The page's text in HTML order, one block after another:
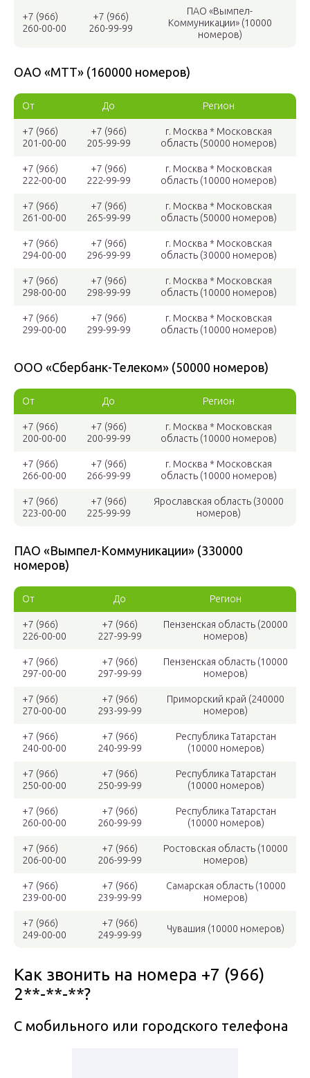
+7 (966)
260-00-00
+7 (966)
260-99-99
ПАО «Вымпел-
Коммуникации» (10000
номеров)
ОАО «МТТ» (160000 номеров)
От До Регион
+7 (966)
201-00-00
+7 (966)
205-99-99
г. Москва * Московская
область (50000 номеров)
+7 (966)
222-00-00
+7 (966)
222-99-99
г. Москва * Московская
область (10000 номеров)
+7 (966)
261-00-00
+7 (966)
265-99-99
г. Москва * Московская
область (50000 номеров)
+7 (966)
294-00-00
+7 (966)
296-99-99
г. Москва * Московская
область (30000 номеров)
+7 (966)
298-00-00
+7 (966)
298-99-99
г. Москва * Московская
область (10000 номеров)
+7 (966)
299-00-00
+7 (966)
299-99-99
г. Москва * Московская
область (10000 номеров)
ООО «Сбербанк-Телеком» (50000 номеров)
От До Регион
+7 (966)
200-00-00
+7 (966)
200-99-99
г. Москва * Московская
область (10000 номеров)
+7 (966)
266-00-00
+7 (966)
266-99-99
г. Москва * Московская
область (10000 номеров)
+7 (966)
223-00-00
+7 (966)
225-99-99
Ярославская область (30000
номеров)
ПАО «Вымпел-Коммуникации» (330000
номеров)
От До Регион
+7 (966)
226-00-00
+7 (966)
227-99-99
Пензенская область (20000
номеров)
+7 (966)
297-00-00
+7 (966)
297-99-99
Пензенская область (10000
номеров)
+7 (966)
270-00-00
+7 (966)
293-99-99
Приморский край (240000
номеров)
+7 (966)
240-00-00
+7 (966)
240-99-99
Республика Татарстан
(10000 номеров)
+7 (966)
250-00-00
+7 (966)
250-99-99
Республика Татарстан
(10000 номеров)
+7 (966)
260-00-00
+7 (966)
260-99-99
Республика Татарстан
(10000 номеров)
+7 (966)
206-00-00
+7 (966)
206-99-99
Ростовская область (10000
номеров)
+7 (966)
239-00-00
+7 (966)
239-99-99
Самарская область (10000
номеров)
+7 (966)
249-00-00
+7 (966)
249-99-99
Чувашия (10000 номеров)
Как звонить на номера +7 (966)
2**-**-**?
С мобильного или городского телефона